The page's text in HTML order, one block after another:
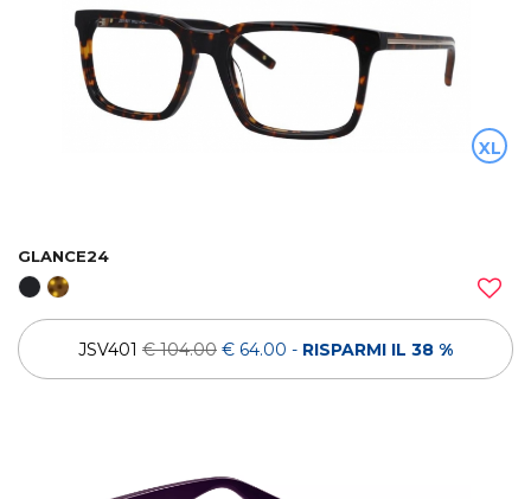
XL
GLANCE24
JSV401 € 104.00 € 64.00 - RISPARMI IL 38 %